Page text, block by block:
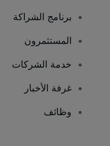
برنامج الشراكة
المستثمرون
خدمة الشركات
غرفة الأخبار
وظائف